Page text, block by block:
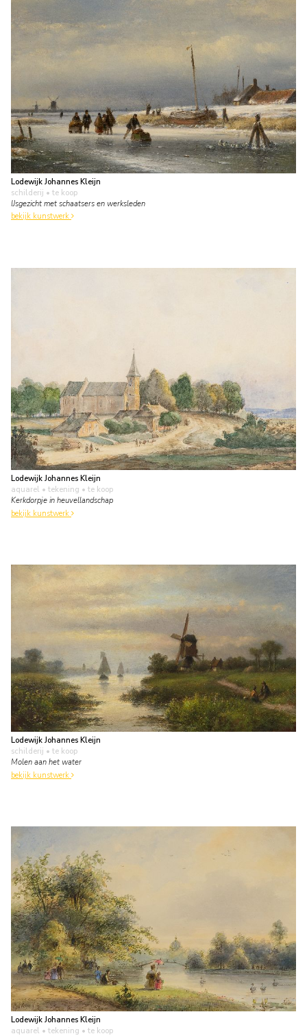
Lodewijk Johannes Kleijn
schilderij • te koop
IJsgezicht met schaatsers en werksleden
bekijk kunstwerk
Lodewijk Johannes Kleijn
aquarel • tekening • te koop
Kerkdorpje in heuvellandschap
bekijk kunstwerk
Lodewijk Johannes Kleijn
schilderij • te koop
Molen aan het water
bekijk kunstwerk
Lodewijk Johannes Kleijn
aquarel • tekening • te koop